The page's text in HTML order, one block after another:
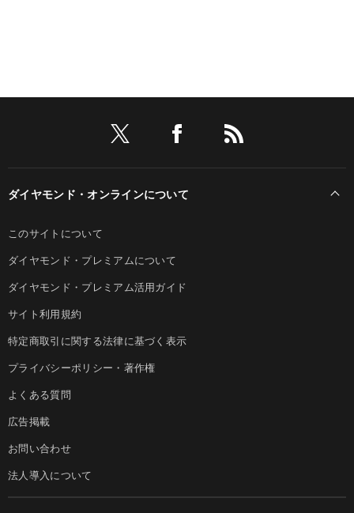
ダイヤモンド・オンラインについて
このサイトについて
ダイヤモンド・プレミアムについて
ダイヤモンド・プレミアム活用ガイド
サイト利用規約
特定商取引に関する法律に基づく表示
プライバシーポリシー・著作権
よくある質問
広告掲載
お問い合わせ
法人導入について